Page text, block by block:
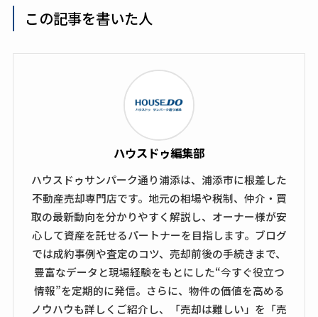
この記事を書いた人
ハウスドゥ編集部
ハウスドゥサンパーク通り浦添は、浦添市に根差した
不動産売却専門店です。地元の相場や税制、仲介・買
取の最新動向を分かりやすく解説し、オーナー様が安
心して資産を託せるパートナーを目指します。ブログ
では成約事例や査定のコツ、売却前後の手続きまで、
豊富なデータと現場経験をもとにした“今すぐ役立つ
情報”を定期的に発信。さらに、物件の価値を高める
ノウハウも詳しくご紹介し、「売却は難しい」を「売